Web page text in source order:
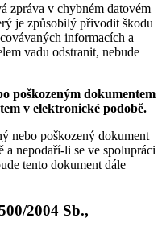
zpráva v chybném datovém
je způsobilý přivodit škodu
informacích a
vadu odstranit, nebude
poškozeným dokumentem
v elektronické podobě.
nebo poškozený dokument
a nepodaří-li se ve spolupráci
tento dokument dále
2004 Sb.,